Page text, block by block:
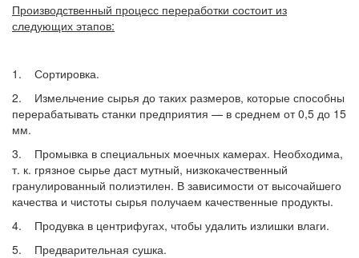
Производственный процесс переработки состоит из
следующих этапов:
1. Сортировка.
2. Измельчение сырья до таких размеров, которые способны
перерабатывать станки предприятия — в среднем от 0,5 до 15
мм.
3. Промывка в специальных моечных камерах. Необходима,
т. к. грязное сырье даст мутный, низкокачественный
гранулированный полиэтилен. В зависимости от высочайшего
качества и чистоты сырья получаем качественные продукты.
4. Продувка в центрифугах, чтобы удалить излишки влаги.
5. Предварительная сушка.